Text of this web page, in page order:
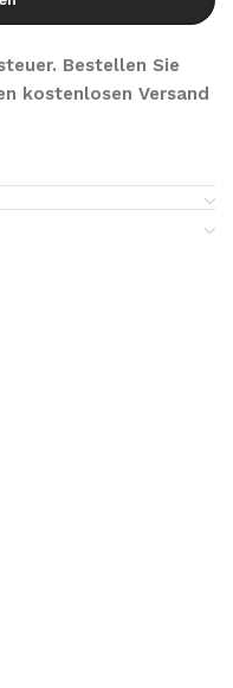
Bestellen Sie
kostenlosen Versand